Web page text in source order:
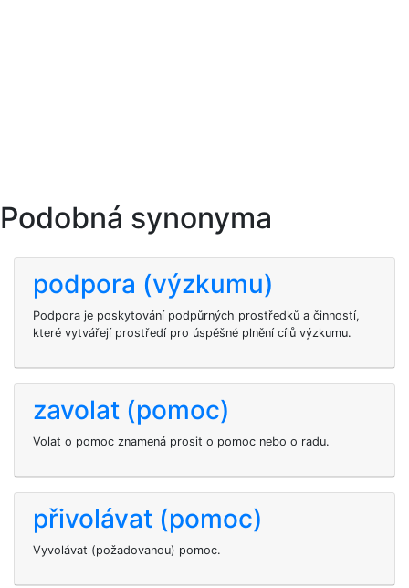
Podobná synonyma
podpora (výzkumu)
Podpora je poskytování podpůrných prostředků a činností,
které vytvářejí prostředí pro úspěšné plnění cílů výzkumu.
zavolat (pomoc)
Volat o pomoc znamená prosit o pomoc nebo o radu.
přivolávat (pomoc)
Vyvolávat (požadovanou) pomoc.